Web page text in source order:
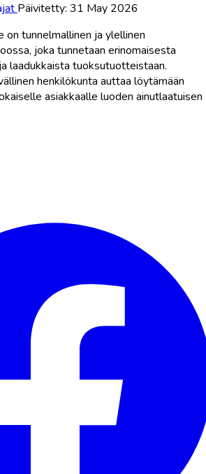
Päivitetty: 31 May 2026
on tunnelmallinen ja ylellinen
joka tunnetaan erinomaisesta
laadukkaista tuoksutuotteistaan.
henkilökunta auttaa löytämään
asiakkaalle luoden ainutlaatuisen